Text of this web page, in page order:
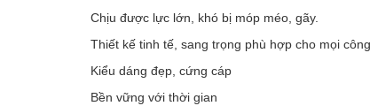
Chịu được lực lớn, khó bị móp méo, gãy.
Thiết kế tinh tế, sang trọng phù hợp cho mọi
Kiểu dáng đẹp, cứng cáp
Bền vững với thời gian